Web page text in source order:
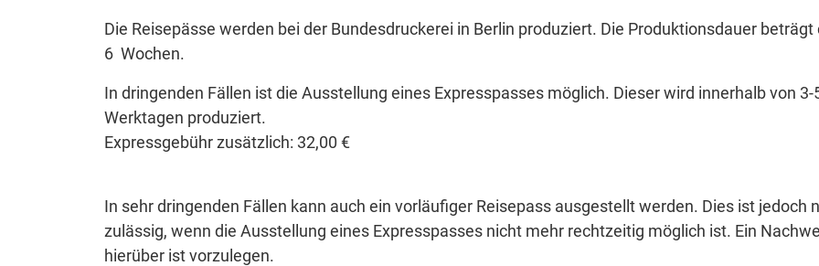
Die Reisepässe werden bei der Bundesdruckerei in Berlin produziert. Die Produktionsdauer beträgt
6 Wochen.
In dringenden Fällen ist die Ausstellung eines Expresspasses möglich. Dieser wird innerhalb von 3-
Werktagen produziert.
Expressgebühr zusätzlich: 32,00 €
In sehr dringenden Fällen kann auch ein vorläufiger Reisepass ausgestellt werden. Dies ist jedoch
zulässig, wenn die Ausstellung eines Expresspasses nicht mehr rechtzeitig möglich ist. Ein
hierüber ist vorzulegen.